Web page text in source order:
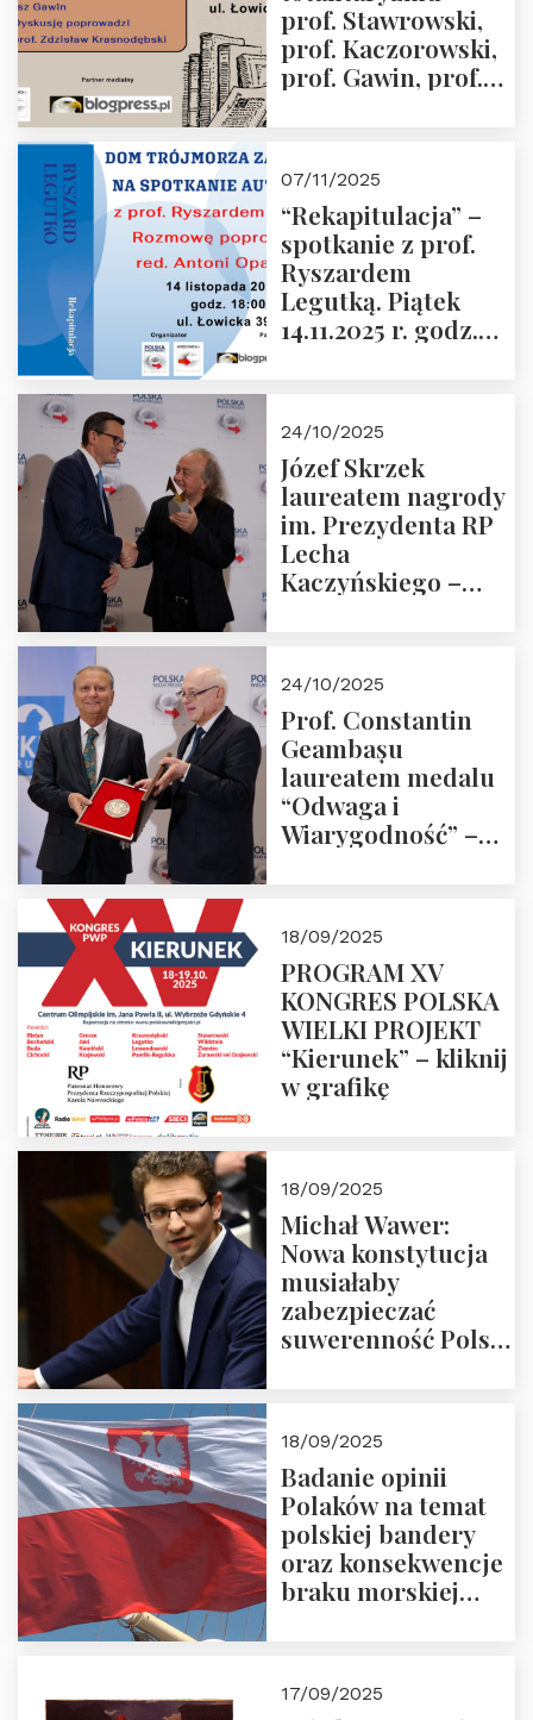
godz. 18:00.
prof. Stawrowski,
prof. Kaczorowski,
prof. Gawin, prof.
07/11/2025
“Rekapitulacja” –
spotkanie z prof.
Ryszardem
Legutką. Piątek
14.11.2025 r. godz.
24/10/2025
Józef Skrzek
laureatem nagrody
im. Prezydenta RP
Lecha
Kaczyńskiego –
24/10/2025
Prof. Constantin
Geambașu
laureatem medalu
“Odwaga i
Wiarygodność” –
18/09/2025
PROGRAM XV
KONGRES POLSKA
WIELKI PROJEKT
“Kierunek” – kliknij
w grafikę
18/09/2025
Michał Wawer:
Nowa konstytucja
musiałaby
zabezpieczać
suwerenność Polski
18/09/2025
Badanie opinii
Polaków na temat
polskiej bandery
oraz konsekwencje
braku morskiej
17/09/2025